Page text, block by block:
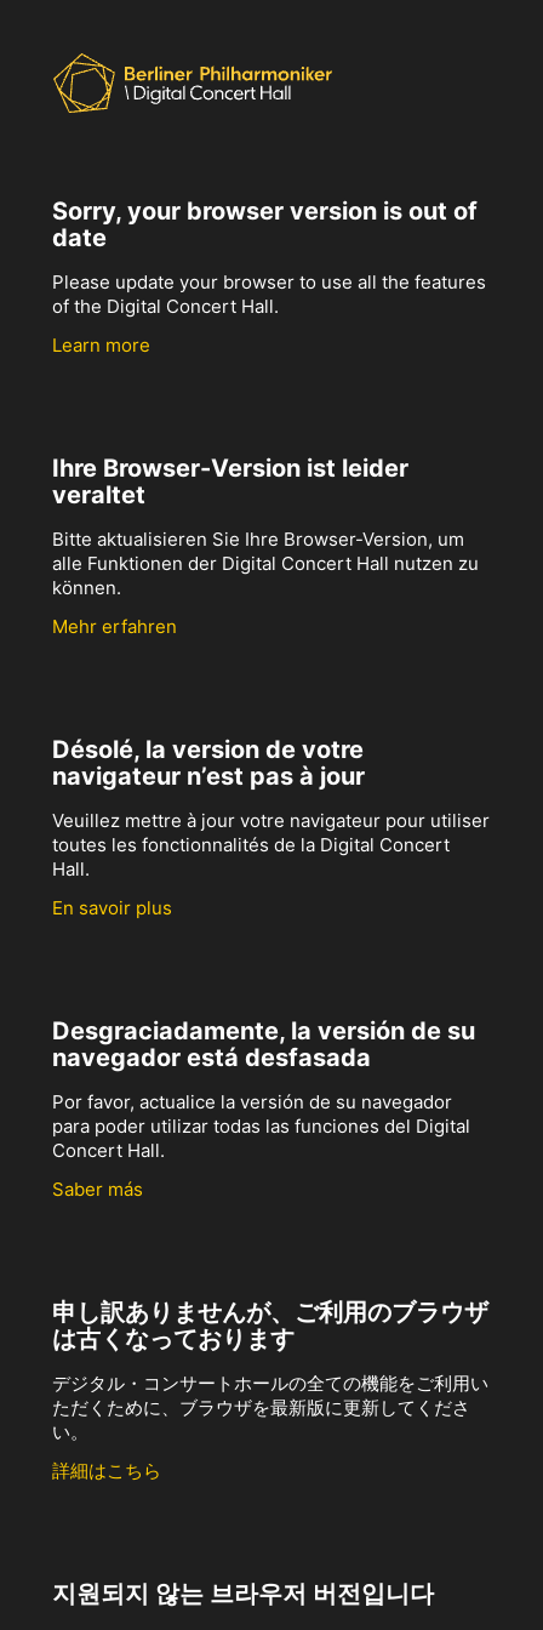
Sorry, your browser version is out of
date
Please update your browser to use all the features
of the Digital Concert Hall.
Learn more
Ihre Browser-Version ist leider
veraltet
Bitte aktualisieren Sie Ihre Browser-Version, um
alle Funktionen der Digital Concert Hall nutzen zu
können.
Mehr erfahren
Désolé, la version de votre
navigateur n’est pas à jour
Veuillez mettre à jour votre navigateur pour utiliser
toutes les fonctionnalités de la Digital Concert
Hall.
En savoir plus
Desgraciadamente, la versión de su
navegador está desfasada
Por favor, actualice la versión de su navegador
para poder utilizar todas las funciones del Digital
Concert Hall.
Saber más
申し訳ありませんが、ご利用のブラウザ
は古くなっております
デジタル・コンサートホールの全ての機能をご利用い
ただくために、ブラウザを最新版に更新してくださ
い。
詳細はこちら
지원되지 않는 브라우저 버전입니다